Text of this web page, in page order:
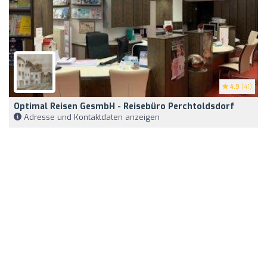
4.9 (41)
Optimal Reisen GesmbH - Reisebüro Perchtoldsdorf
Adresse und Kontaktdaten anzeigen